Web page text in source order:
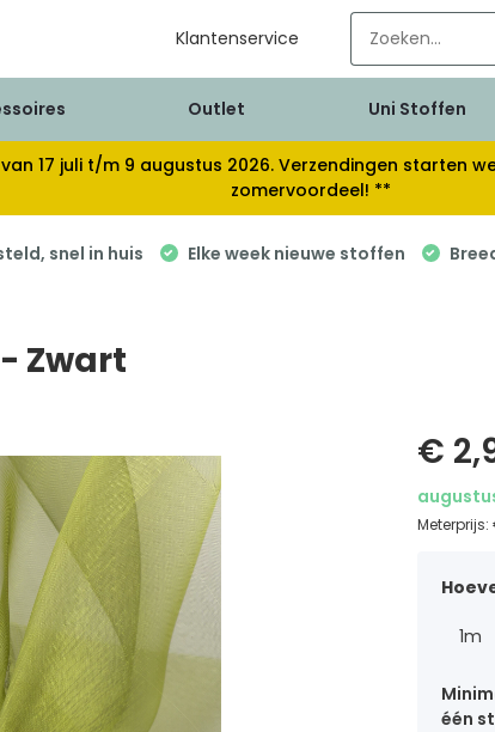
Klantenservice
Outlet Uni Stoffen
17 juli t/m 9 augustus 2026. Verzendingen starten
zomervoordeel! **
snel in huis Elke week nieuwe stoffen
Zwart
€
Meterprijs:
1m
één